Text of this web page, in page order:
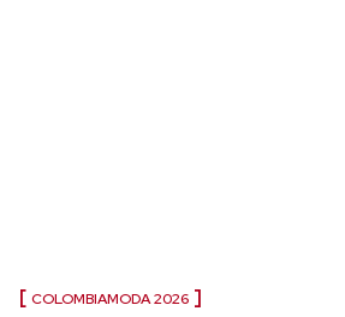
COLOMBIAMODA 2026